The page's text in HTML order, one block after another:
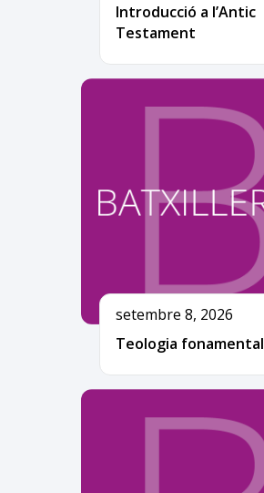
Introducció a l’Antic
Testament
setembre 8, 2026
Teologia fonamental